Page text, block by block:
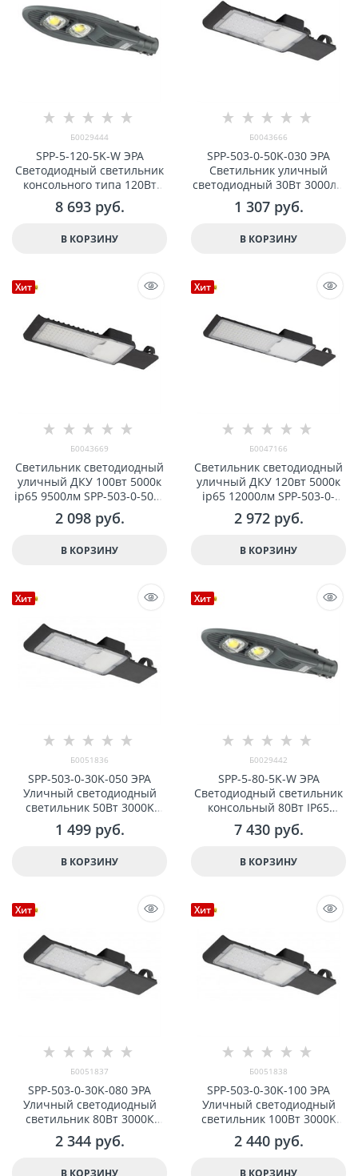
Б0029444
SPP-5-120-5K-W ЭРА
Светодиодный светильник
консольного типа 120Вт
IP65 13200лм 5000К
720x280x100 Б0029444
8 693 руб.
В КОРЗИНУ
Б0043666
SPP-503-0-50K-030 ЭРА
Светильник уличный
светодиодный 30Вт 3000лм
5000К КСС "Ш-с" DOB-SMD
48мм арт Б0043666
1 307 руб.
В КОРЗИНУ
Хит
Б0043669
Светильник светодиодный
уличный ДКУ 100вт 5000к
ip65 9500лм SPP-503-0-50K-
100 ЭРА КСС "Ш" 48мм арт
Б0043669
2 098 руб.
В КОРЗИНУ
Хит
Б0047166
Светильник светодиодный
уличный ДКУ 120вт 5000к
ip65 12000лм SPP-503-0-
50K-120 ЭРА КСС "Ш-с"
DOB-SMD 48/60мм арт
2 972 руб.
В КОРЗИНУ
Хит
Б0051836
SPP-503-0-30K-050 ЭРА
Уличный светодиодный
светильник 50Вт 3000K
5000Лм КСС "Ш-с" DOB-
SMD 48мм арт Б0051836
1 499 руб.
В КОРЗИНУ
Хит
Б0029442
SPP-5-80-5K-W ЭРА
Светодиодный светильник
консольный 80Вт IP65
8800лм 5000К 620x245x70
арт Б0029442
7 430 руб.
В КОРЗИНУ
Хит
Б0051837
SPP-503-0-30K-080 ЭРА
Уличный светодиодный
светильник 80Вт 3000К
8000Лм КСС "Ш-с" DOB-
SMD 48мм арт Б0051837
2 344 руб.
В КОРЗИНУ
Хит
Б0051838
SPP-503-0-30K-100 ЭРА
Уличный светодиодный
светильник 100Вт 3000K
10000Лм КСС "Ш-с" DOB-
SMD 48мм арт Б0051838
2 440 руб.
В КОРЗИНУ